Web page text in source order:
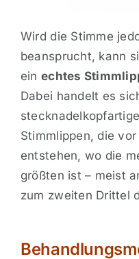
Wird die Stimme
beansprucht, kann
einechtes
Dabei handelt es
Stimmlippen, die
entstehen, wo die
größten ist – meist
zum zweiten Drittel